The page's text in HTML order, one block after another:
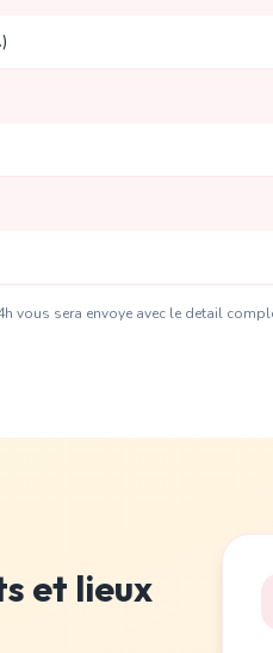
sera envoye avec le detail
et lieux